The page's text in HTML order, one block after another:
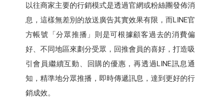
以往商家主要的行銷模式是透過官網或粉絲團發佈消
息，這樣無差別的放送廣告其實效果有限，而LINE官
方帳號「分眾推播」則是可根據顧客過去的消費偏
好、不同地區來劃分受眾，回推會員的喜好，打造吸
引會員繼續互動、回購的優惠，再透過LINE訊息通
知，精準地分眾推播，即時傳遞訊息，達到更好的行
銷成效。